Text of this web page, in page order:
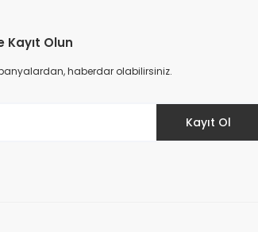
Kayıt Olun
haberdar olabilirsiniz.
Kayıt Ol